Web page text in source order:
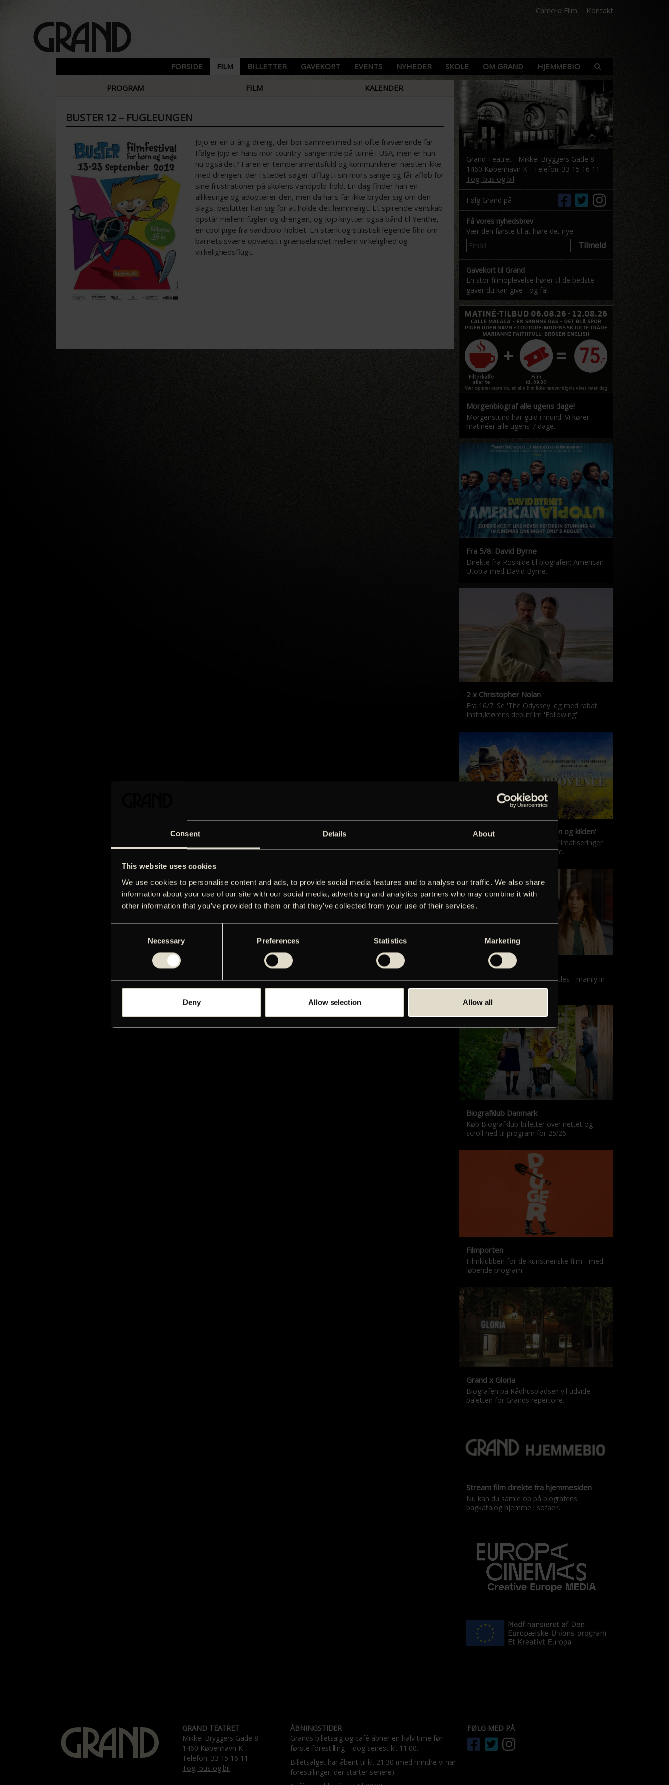
Consent Details About
This website uses cookies
We use cookies to personalise content and ads, to provide social media features and to analyse our traffic. We also share
information about your use of our site with our social media, advertising and analytics partners who may combine it with
other information that you’ve provided to them or that they’ve collected from your use of their services.
Necessary Preferences Statistics Marketing
Deny Allow selection Allow all
Camera Film Kontakt
FORSIDE FILM BILLETTER GAVEKORT EVENTS NYHEDER SKOLE OM GRAND HJEMMEBIO
PROGRAM FILM KALENDER
BUSTER 12 – FUGLEUNGEN
Jojo er en ti-årig dreng, der bor sammen med sin ofte fraværende far.
Ifølge Jojo er hans mor country-sangerinde på turné i USA, men er hun
nu også det? Faren er temperamentsfuld og kommunikerer næsten ikke
med drengen, der i stedet søger tilflugt i sin mors sange og får afløb for
sine frustrationer på skolens vandpolo-hold. En dag finder han en
allikeunge og adopterer den, men da hans far ikke bryder sig om den
slags, beslutter han sig for at holde det hemmeligt. Et spirende venskab
opstår mellem fuglen og drengen, og Jojo knytter også bånd til Yenthe,
en cool pige fra vandpolo-holdet. En stærk og stilistisk legende film om
barnets svære opvækst i grænselandet mellem virkelighed og
virkelighedsflugt.
Grand Teatret - Mikkel Bryggers Gade 8
1460 København K - Telefon: 33 15 16 11
Tog, bus og bil
Følg Grand på
Få vores nyhedsbrev
Vær den første til at høre det nye
Tilmeld
Gavekort til Grand
En stor filmoplevelse hører til de bedste
gaver du kan give - og få!
Morgenbiograf alle ugens dage!
Morgenstund har guld i mund: Vi kører
matinéer alle ugens 7 dage.
Fra 5/8: David Byrne
Direkte fra Roskilde til biografen: American
Utopia med David Byrne.
2 x Christopher Nolan
Fra 16/7: Se 'The Odyssey' og med rabat:
Instruktørens debutfilm 'Following'.
‘Kilden i Provence’ & ‘Manon og kilden’
De klassiske Marcel Pagnol-filmatiseringer
er tilbage i nyrestaureret form.
Films with English subtitles
Screenings with English subtitles - mainly in
our sister cinema, Gloria.
Biografklub Danmark
Køb Biografklub-billetter over nettet og
scroll ned til program for 25/26.
Filmporten
Filmklubben for de kunstneriske film - med
løbende program.
Grand x Gloria
Biografen på Rådhuspladsen vil udvide
paletten for Grands repertoire.
Stream film direkte fra hjemmesiden
Nu kan du samle op på biografens
bagkatalog hjemme i sofaen.
GRAND TEATRET
Mikkel Bryggers Gade 8
1460 København K
Telefon: 33 15 16 11
Tog, bus og bil
ÅBNINGSTIDER
Grands billetsalg og café åbner en halv time før
første forestilling – dog senest kl. 11.00.
Billetsalget har åbent til kl. 21.30 (med mindre vi har
forestillinger, der starter senere).
FØLG MED PÅ